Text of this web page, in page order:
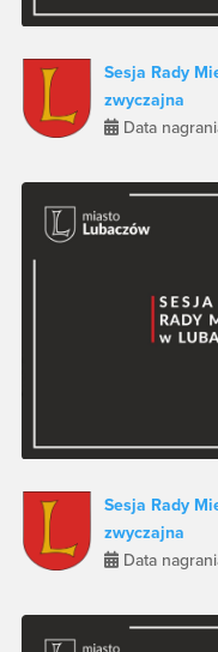
Sesja Rady
zwyczajna
Data
Sesja Rady
zwyczajna
Data